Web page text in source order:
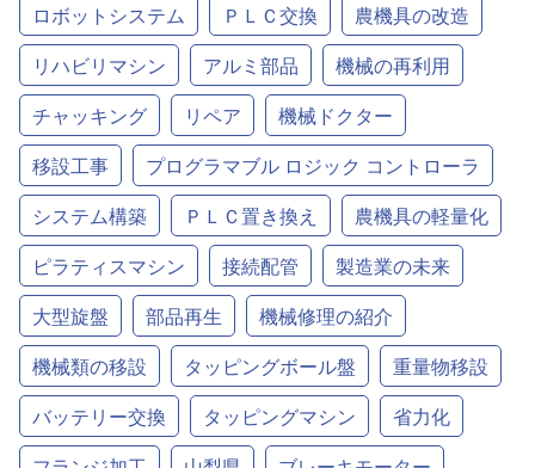
ロボットシステム
ＰＬＣ交換
農機具の改造
リハビリマシン
アルミ部品
機械の再利用
チャッキング
リペア
機械ドクター
移設工事
プログラマブル ロジック コントローラ
システム構築
ＰＬＣ置き換え
農機具の軽量化
ピラティスマシン
接続配管
製造業の未来
大型旋盤
部品再生
機械修理の紹介
機械類の移設
タッピングボール盤
重量物移設
バッテリー交換
タッピングマシン
省力化